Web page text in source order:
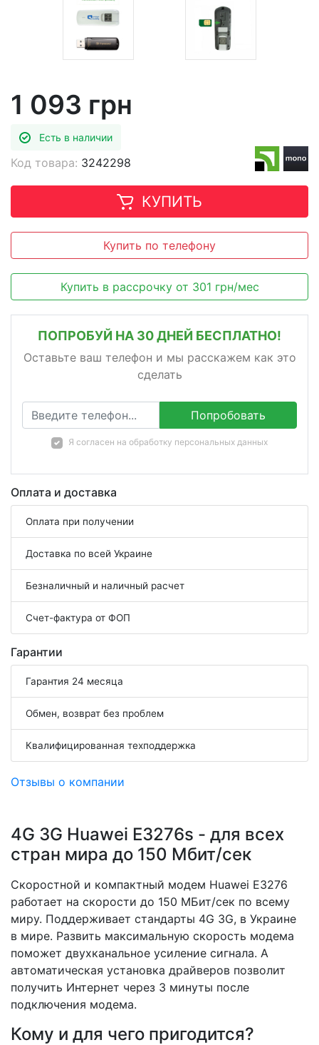
1 093 грн
Есть в наличии
Код товара: 3242298
КУПИТЬ
Купить по телефону
Купить в рассрочку от 301 грн/мес
ПОПРОБУЙ НА 30 ДНЕЙ БЕСПЛАТНО!
Оставьте ваш телефон и мы расскажем как это
сделать
Попробовать
Я согласен на обработку персональных данных
Оплата и доставка
Оплата при получении
Доставка по всей Украине
Безналичный и наличный расчет
Счет-фактура от ФОП
Гарантии
Гарантия 24 месяца
Обмен, возврат без проблем
Квалифицированная техподдержка
Отзывы о компании
4G 3G Huawei E3276s - для всех
стран мира до 150 Мбит/сек
Скоростной и компактный модем Huawei E3276
работает на скорости до 150 МБит/сек по всему
миру. Поддерживает стандарты 4G 3G, в Украине
в мире. Развить максимальную скорость модема
поможет двухканальное усиление сигнала. А
автоматическая установка драйверов позволит
получить Интернет через 3 минуты после
подключения модема.
Кому и для чего пригодится?